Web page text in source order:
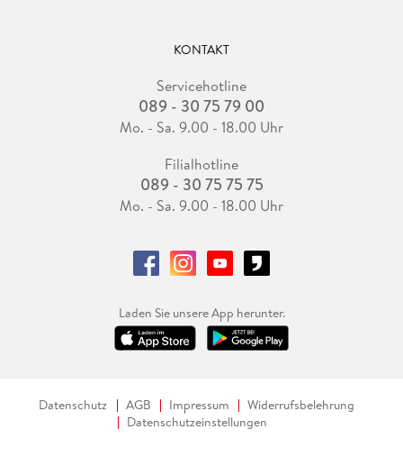
KONTAKT
Servicehotline
089 - 30 75 79 00
Mo. - Sa. 9.00 - 18.00 Uhr
Filialhotline
089 - 30 75 75 75
Mo. - Sa. 9.00 - 18.00 Uhr
Laden Sie unsere App herunter.
Datenschutz AGB Impressum
Widerrufsbelehrung
Datenschutzeinstellungen